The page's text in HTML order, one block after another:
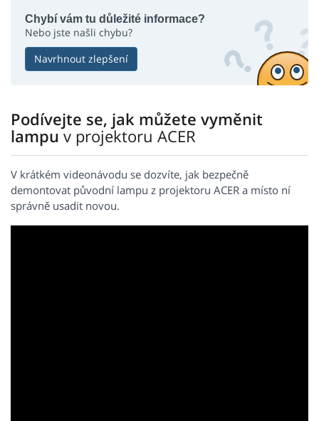
Chybí vám tu důležité informace?
Nebo jste našli chybu?
Navrhnout zlepšení
Podívejte se, jak můžete vyměnit
lampuv projektoru ACER
V krátkém videonávodu se dozvíte, jak bezpečně
demontovat původní lampu z projektoru ACER a místo ní
správně usadit novou.